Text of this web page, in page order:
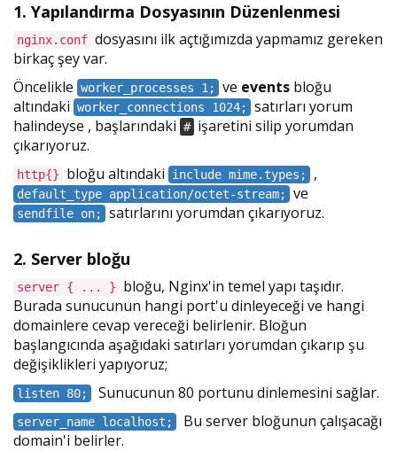
1. Yapılandırma Dosyasının Düzenlenmesi
nginx.conf dosyasını ilk açtığımızda yapmamız gereken
birkaç şey var.
Öncelikle worker_processes 1; ve events bloğu
altındaki worker_connections 1024;
satırları yorum
halindeyse , başlarındaki # işaretini silip yorumdan
çıkarıyoruz.
http{} bloğu altındaki include mime.types; ,
default_type application/octet-stream; ve
sendfile on; satırlarını yorumdan çıkarıyoruz.
2. Server bloğu
server { ... }
bloğu, Nginx'in temel yapı taşıdır.
Burada sunucunun hangi port'u dinleyeceği ve hangi
domainlere cevap vereceği belirlenir. Bloğun
başlangıcında aşağıdaki satırları yorumdan çıkarıp şu
değişiklikleri yapıyoruz;
listen 80; Sunucunun 80 portunu dinlemesini sağlar.
server_name localhost;
Bu server bloğunun çalışacağı
domain'i belirler.